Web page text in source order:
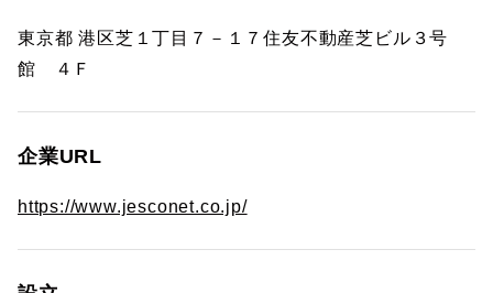
東京都 港区芝１丁目７－１７住友不動産芝ビル３号
館 ４Ｆ
企業URL
https://www.jesconet.co.jp/